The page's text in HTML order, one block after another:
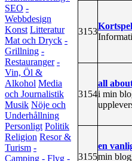
SEO -
Webbdesign
Konst Litteratur
Mat och Dryck -
Grillning -
Restauranger -
Vin, Öl &
Alkohol Media
och Journalistik
Musik Nöje och
Underhållning
Personligt Politik
Religion Resor &
Turism -
Camping - Flyg -
3153
3154
all
i min
3155
en
min